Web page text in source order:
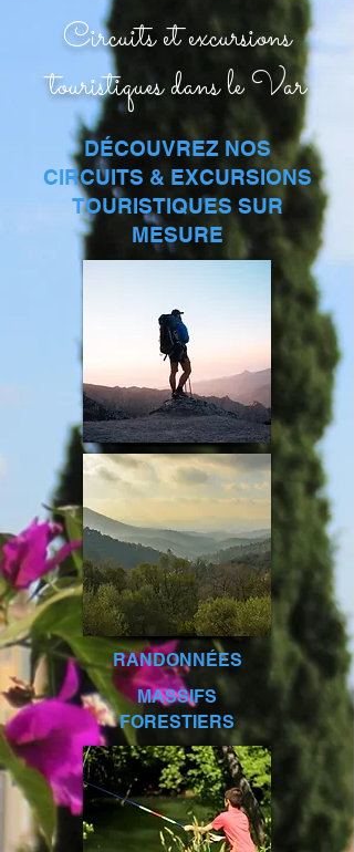
Circuits et excursions
touristiques dans le Var
DÉCOUVREZ NOS
CIRCUITS & EXCURSIONS
TOURISTIQUES SUR
MESURE
RANDONNÉES
MASSIFS
FORESTIERS